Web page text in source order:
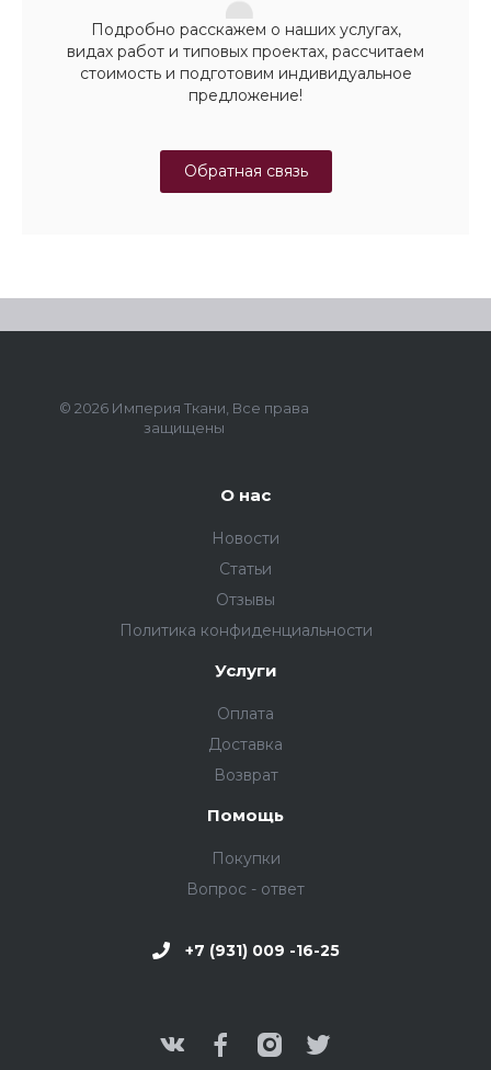
Подробно расскажем о наших услугах,
видах работ и типовых проектах, рассчитаем
стоимость и подготовим индивидуальное
предложение!
Обратная связь
© 2026 Империя Ткани, Все права
защищены
О нас
Новости
Статьи
Отзывы
Политика конфиденциальности
Услуги
Оплата
Доставка
Возврат
Помощь
Покупки
Вопрос - ответ
+7 (931) 009 -16-25